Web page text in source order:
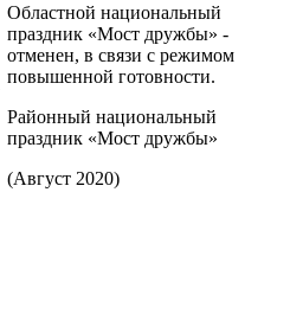
Областной национальный
праздник «Мост дружбы» -
отменен, в связи с режимом
повышенной готовности.
Районный национальный
праздник «Мост дружбы»
(Август 2020)